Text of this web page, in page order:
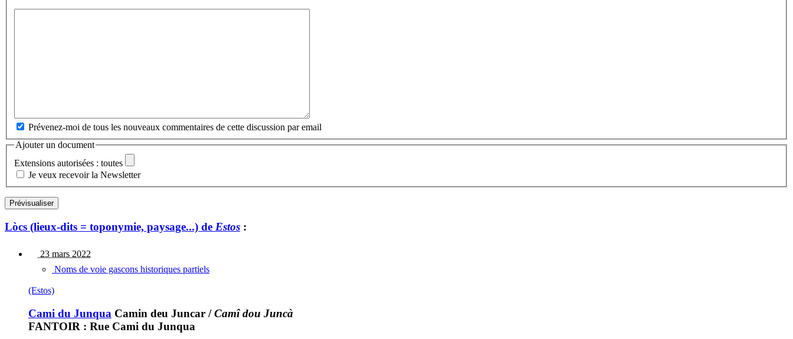
Prévenez-moi de tous les nouveaux commentaires de cette discussion par email
Ajouter un document
Extensions autorisées : toutes
Je veux recevoir la Newsletter
Lòcs (lieux-dits = toponymie, paysage...) de Estos :
23 mars 2022
Noms de voie gascons historiques partiels
(Estos)
Cami du Junqua Camin deu Juncar /Camî dou Juncà
FANTOIR : Rue Cami du Junqua